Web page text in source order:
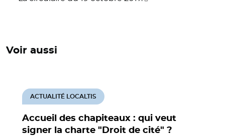
Voir aussi
Accueil des chapiteaux : qui veut
signer la charte "Droit de cité" ?
ACTUALITÉ LOCALTIS